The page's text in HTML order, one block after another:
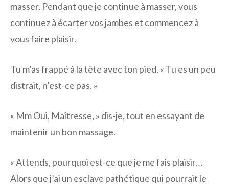
masser. Pendant que je continue à masser, vous
continuez à écarter vos jambes et commencez à
vous faire plaisir.
Tu m’as frappé à la tête avec ton pied, « Tu es un peu
distrait, n’est-ce pas. »
« Mm Oui, Maîtresse, » dis-je, tout en essayant de
maintenir un bon massage.
« Attends, pourquoi est-ce que je me fais plaisir…
Alors que j’ai un esclave pathétique qui pourrait le